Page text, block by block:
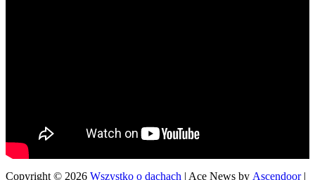
Copyright © 2026 Wszystko o dachach | Ace News by Ascendoor|